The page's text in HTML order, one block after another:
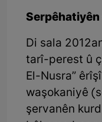
Di sala
tarî-perest û
El-Nusra”
waşokaniyê
şervanên